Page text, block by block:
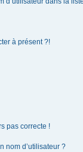
à présent ?!
pas correcte !
nom d’utilisateur ?